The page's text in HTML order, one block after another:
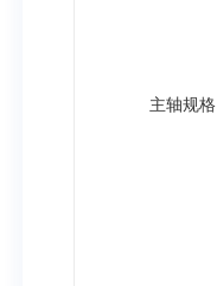
主轴规格